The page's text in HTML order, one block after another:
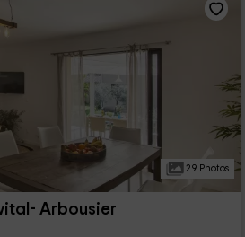
29 Photos
Arbousier